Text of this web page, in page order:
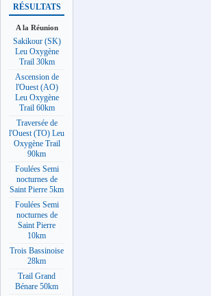
RÉSULTATS
A la Réunion
Sakikour (SK)
Leu Oxygène
Trail 30km
Ascension de
l'Ouest (AO)
Leu Oxygène
Trail 60km
Traversée de
l'Ouest (TO) Leu
Oxygène Trail
90km
Foulées Semi
nocturnes de
Saint Pierre 5km
Foulées Semi
nocturnes de
Saint Pierre
10km
Trois Bassinoise
28km
Trail Grand
Bénare 50km